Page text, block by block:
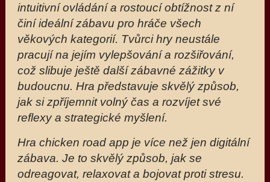
intuitivní ovládání a rostoucí obtížnost z ní
činí ideální zábavu pro hráče všech
věkových kategorií. Tvůrci hry neustále
pracují na jejím vylepšování a rozšiřování,
což slibuje ještě další zábavné zážitky v
budoucnu. Hra představuje skvělý způsob,
jak si zpříjemnit volný čas a rozvíjet své
reflexy a strategické myšlení.
Hra chicken road app je více než jen digitální
zábava. Je to skvělý způsob, jak se
odreagovat, relaxovat a bojovat proti stresu.